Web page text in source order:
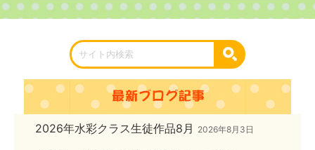
2026年水彩クラス生徒作品8月 2026年8月3日